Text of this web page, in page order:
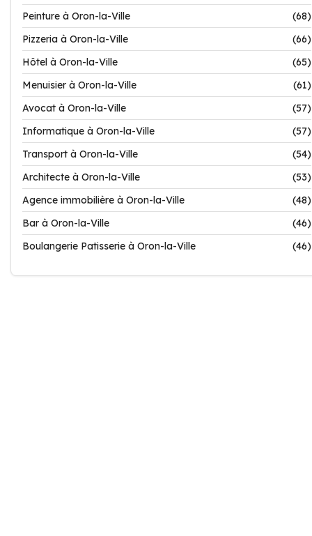
Peinture à Oron-la-Ville
(68)
Pizzeria à Oron-la-Ville
(66)
Hôtel à Oron-la-Ville
(65)
Menuisier à Oron-la-Ville
(61)
Avocat à Oron-la-Ville
(57)
Informatique à Oron-la-Ville
(57)
Transport à Oron-la-Ville
(54)
Architecte à Oron-la-Ville
(53)
Agence immobilière à Oron-la-Ville
(48)
Bar à Oron-la-Ville
(46)
Boulangerie Patisserie à Oron-la-Ville
(46)